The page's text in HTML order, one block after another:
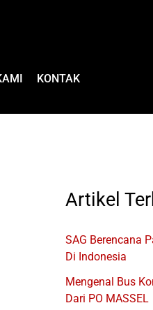
KONTAK
Artikel
SAG Berencana
Di Indonesia
Mengenal Bus
Dari PO MASSEL